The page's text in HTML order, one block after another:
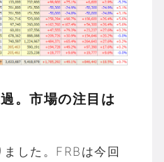
。市場の注目は
した。FRBは今回